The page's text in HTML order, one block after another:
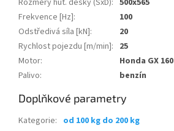
Rozměry hut. desky (ŠxD): 500x565
Frekvence [Hz]:
100
Odstředivá síla [kN]:
20
Rychlost pojezdu [m/min]: 25
Motor:
Honda GX 160
Palivo: benzín
Doplňkové parametry
Kategorie: od 100 kg do 200 kg